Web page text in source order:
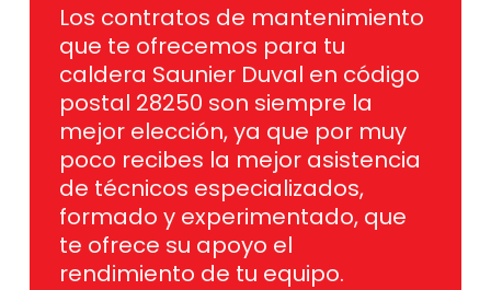
Los contratos de mantenimiento
que te ofrecemos para tu
caldera Saunier Duval en código
postal 28250 son siempre la
mejor elección, ya que por muy
poco recibes la mejor asistencia
de técnicos especializados,
formado y experimentado, que
te ofrece su apoyo el
rendimiento de tu equipo.